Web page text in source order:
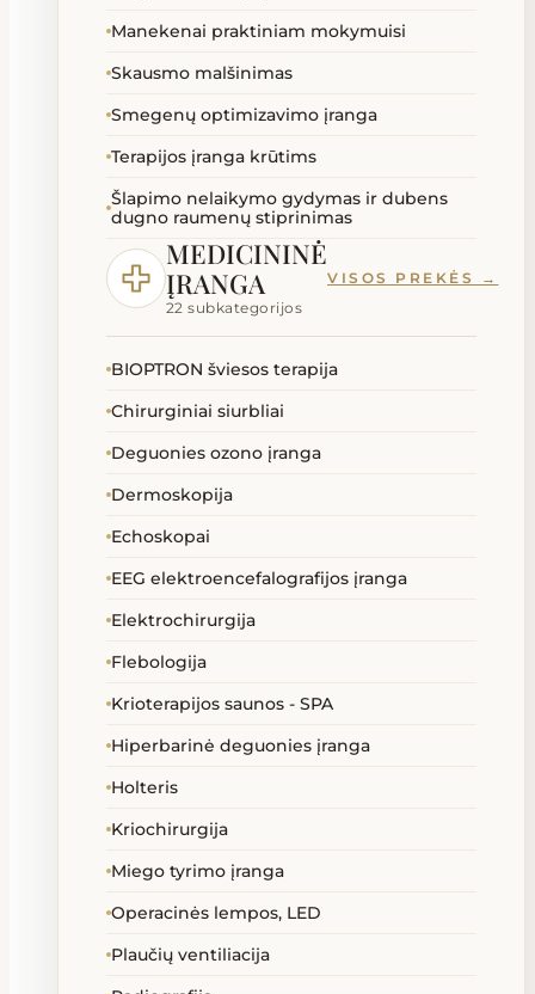
Manekenai praktiniam mokymuisi
Skausmo malšinimas
Smegenų optimizavimo įranga
Terapijos įranga krūtims
Šlapimo nelaikymo gydymas ir dubens
dugno raumenų stiprinimas
MEDICININĖ
ĮRANGA
22 subkategorijos
VISOS PREKĖS →
BIOPTRON šviesos terapija
Chirurginiai siurbliai
Deguonies ozono įranga
Dermoskopija
Echoskopai
EEG elektroencefalografijos įranga
Elektrochirurgija
Flebologija
Krioterapijos saunos - SPA
Hiperbarinė deguonies įranga
Holteris
Kriochirurgija
Miego tyrimo įranga
Operacinės lempos, LED
Plaučių ventiliacija